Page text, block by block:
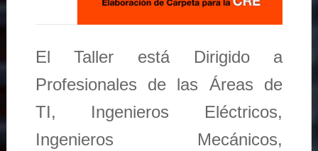
El Taller está Dirigido a
Profesionales de las Áreas de
TI, Ingenieros Eléctricos,
Ingenieros Mecánicos,